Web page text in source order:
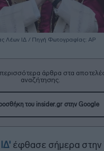
Λέων ΙΔ / Πηγή Φωτογραφίας: ΑΡ
άρθρα στα
αναζήτησης.
του insider.gr στην Google
έφθασε σήμερα στην